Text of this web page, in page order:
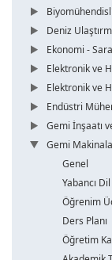
Deniz
Ekonomi -
Elektronik ve
Elektronik ve
Endüstri
Gemi İnşaatı
Gemi
Genel
Yabancı
Öğrenim
Ders Planı
Öğretim